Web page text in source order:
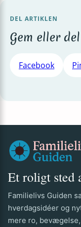
DEL ARTIKLEN
Gem eller
Facebook
Et roligt sted
Familielivs Guiden
hverdagsidéer og
mere ro,